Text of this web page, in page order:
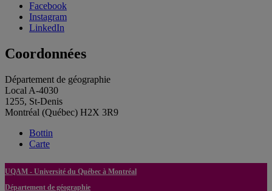
Facebook
Instagram
LinkedIn
Coordonnées
Département de géographie
Local A-4030
1255, St-Denis
Montréal (Québec) H2X 3R9
Bottin
Carte
UQAM - Université du Québec à Montréal
Département de géographie